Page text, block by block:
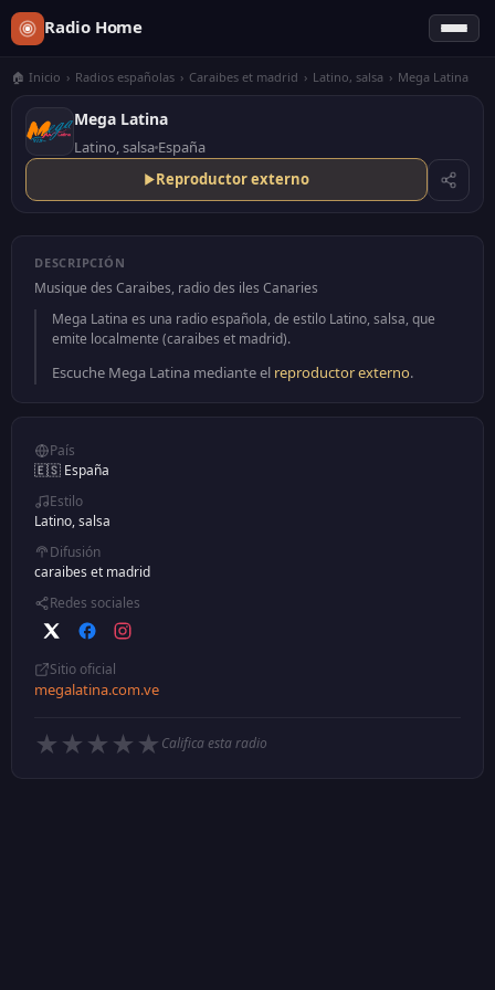
Radio Home
🏠 Inicio › Radios españolas › Caraibes et madrid › Latino, salsa › Mega Latina
Mega Latina
Latino, salsa España
Reproductor externo
DESCRIPCIÓN
Musique des Caraibes, radio des iles Canaries
Mega Latina es una radio española, de estilo Latino, salsa, que
emite localmente (caraibes et madrid).
Escuche Mega Latina mediante el reproductor externo.
País
🇪🇸 España
Estilo
Latino, salsa
Difusión
caraibes et madrid
Redes sociales
Sitio oficial
megalatina.com.ve
★ ★ ★ ★ ★ Califica esta radio